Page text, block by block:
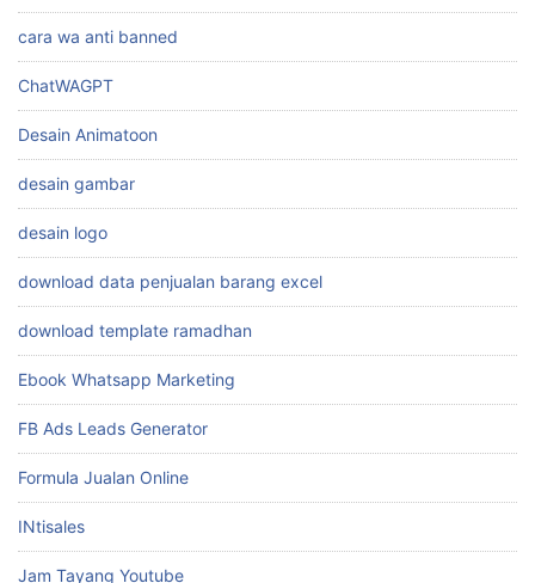
cara wa anti banned
ChatWAGPT
Desain Animatoon
desain gambar
desain logo
download data penjualan barang excel
download template ramadhan
Ebook Whatsapp Marketing
FB Ads Leads Generator
Formula Jualan Online
INtisales
Jam Tayang Youtube